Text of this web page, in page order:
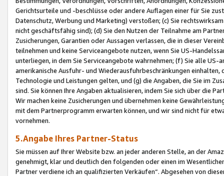
Gerichtsurteile und -beschlüsse oder andere Auflagen einer für Sie
Datenschutz, Werbung und Marketing) verstoßen; (c) Sie
nicht geschäftsfähig sind); (d) Sie den Nutzen der Teilnahme am
Zusicherungen, Garantien oder Aussagen verlassen, die in dieser
teilnehmen und keine Serviceangebote nutzen, wenn Sie US-
unterliegen, in dem Sie Serviceangebote wahrnehmen; (f) Sie alle
amerikanische Ausfuhr- und Wiederausfuhrbeschränkungen
Technologie und Leistungen gelten, und (g) die Angaben, die Sie im
sind. Sie können Ihre Angaben aktualisieren, indem Sie sich über die
Wir machen keine Zusicherungen und übernehmen keine
mit dem Partnerprogramm erwarten können, und wir sind nicht für
vornehmen.
5.Angabe Ihres Partner-Status
Sie müssen auf Ihrer Website bzw. an jeder anderen Stelle, an der
genehmigt, klar und deutlich den folgenden oder einen im
Partner verdiene ich an qualifizierten Verkäufen“. Abgesehen von